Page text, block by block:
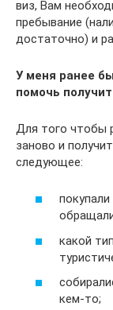
виз, Вам
пребывание
достаточно) и
У меня ранее
помочь
Для того чтобы
заново и
следующее:
какой
кем-то;